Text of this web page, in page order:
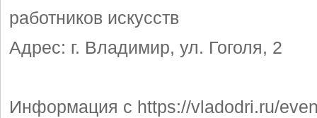
работников искусств
Адрес: г. Владимир, ул. Гоголя, 2
Информация с https://vladodri.ru/